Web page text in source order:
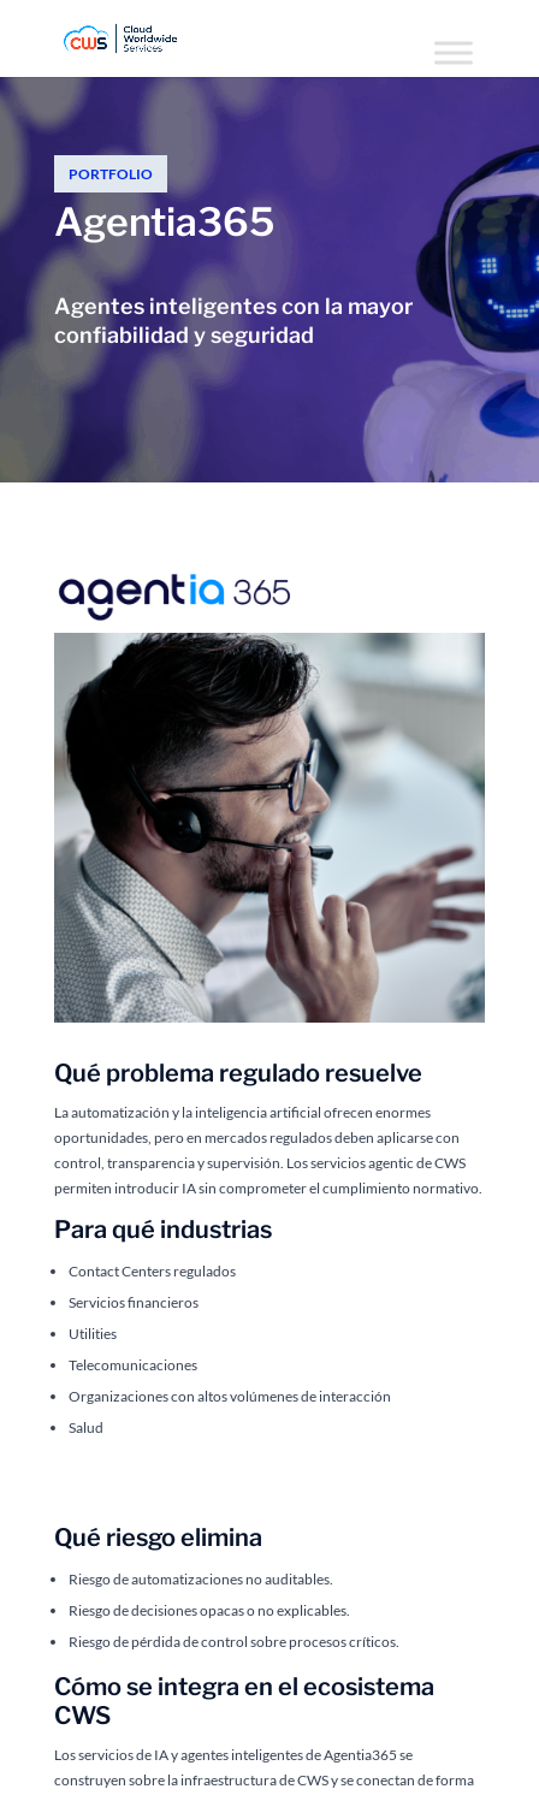
PORTFOLIO
Agentia365
Agentes inteligentes con la mayor
confiabilidad y seguridad
Qué problema regulado resuelve
La automatización y la inteligencia artificial ofrecen enormes
oportunidades, pero en mercados regulados deben aplicarse con
control, transparencia y supervisión. Los servicios agentic de CWS
permiten introducir IA sin comprometer el cumplimiento normativo.
Para qué industrias
Contact Centers regulados
Servicios financieros
Utilities
Telecomunicaciones
Organizaciones con altos volúmenes de interacción
Salud
Qué riesgo elimina
Riesgo de automatizaciones no auditables.
Riesgo de decisiones opacas o no explicables.
Riesgo de pérdida de control sobre procesos críticos.
Cómo se integra en el ecosistema
CWS
Los servicios de IA y agentes inteligentes de Agentia365 se
construyen sobre la infraestructura de CWS y se conectan de forma